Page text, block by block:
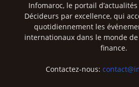
Infomaroc, le portail
Décideurs par excellence, qui
quotidiennement les
internationaux dans le monde de
finance.
Contactez-nous: